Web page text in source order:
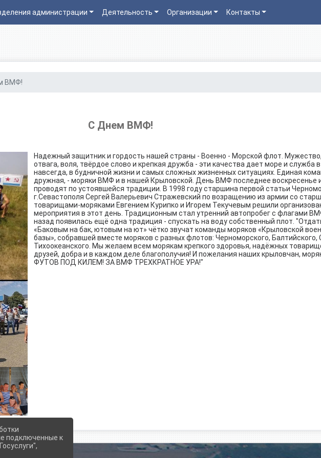
администрации Деятельность Организации Контакты
ВМФ!
С Днем ВМФ!
Надежный защитник и гордость нашей страны - Военно - Морской флот.
отвага, воля, твёрдое слово и крепкая дружба - эти качества дает море и служба
навсегда, в будничной жизни и самых сложных жизненных ситуациях. Единая
дружная, - моряки ВМФ и в нашей Крыловской. День ВМФ последнее воскресенье
проводят по устоявшейся традиции. В 1998 году старшина первой статьи
г.Севастополя Сергей Валерьевич Стражевский по возращению из армии со
товарищами-моряками Евгением Курипко и Игорем Текучевым решили
мероприятия в этот день. Традиционным стал утренний автопробег с флагами
назад появилась ещё одна традиция - спускать на воду собственный плот.
«Баковым на бак, ютовым на ют» чётко звучат команды моряков «Крыловской
базы», собравшей вместе моряков с разных флотов: Черноморского, Балтийского,
Тихоокеанского. Мы желаем всем морякам крепкого здоровья, надёжных
друзей, добра и в каждом деле благополучия! И пожелания наших крыловчан,
ФУТОВ ПОД КИЛЕМ! ЗА ВМФ ТРЕХКРАТНОЕ УРА!"
подключенные к